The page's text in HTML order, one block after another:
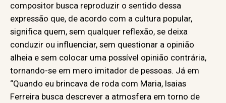
compositor busca reproduzir o sentido dessa
expressão que, de acordo com a cultura popular,
significa quem, sem qualquer reflexão, se deixa
conduzir ou influenciar, sem questionar a opinião
alheia e sem colocar uma possível opinião contrária,
tornando-se em mero imitador de pessoas. Já em
“Quando eu brincava de roda com Maria, Isaias
Ferreira busca descrever a atmosfera em torno de